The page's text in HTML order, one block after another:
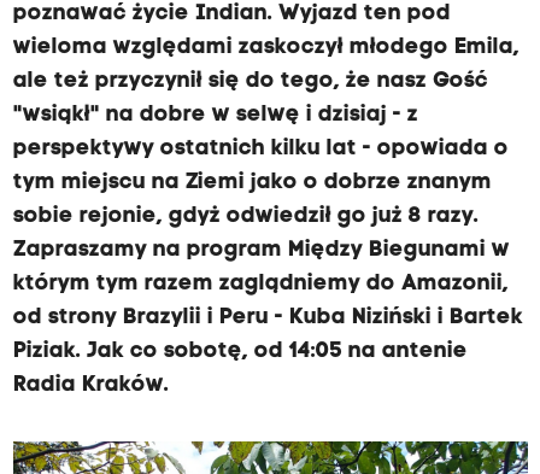
poznawać życie Indian. Wyjazd ten pod
wieloma względami zaskoczył młodego Emila,
ale też przyczynił się do tego, że nasz Gość
"wsiąkł" na dobre w selwę i dzisiaj - z
perspektywy ostatnich kilku lat - opowiada o
tym miejscu na Ziemi jako o dobrze znanym
sobie rejonie, gdyż odwiedził go już 8 razy.
Zapraszamy na program Między Biegunami w
którym tym razem zaglądniemy do Amazonii,
od strony Brazylii i Peru - Kuba Niziński i Bartek
Piziak. Jak co sobotę, od 14:05 na antenie
Radia Kraków.